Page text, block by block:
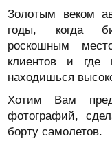
Золотым веком
годы, когда
роскошным
клиентов и
находишься
Хотим Вам
фотографий,
борту самолетов.